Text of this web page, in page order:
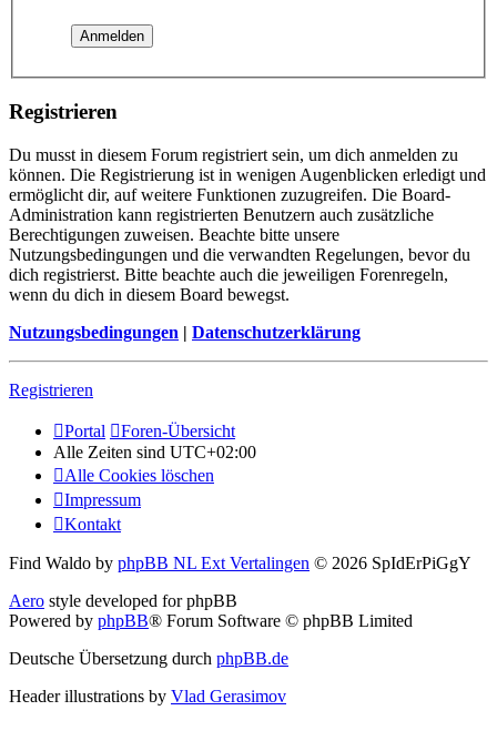
Registrieren
Du musst in diesem Forum registriert sein, um dich anmelden zu
können. Die Registrierung ist in wenigen Augenblicken erledigt und
ermöglicht dir, auf weitere Funktionen zuzugreifen. Die Board-
Administration kann registrierten Benutzern auch zusätzliche
Berechtigungen zuweisen. Beachte bitte unsere
Nutzungsbedingungen und die verwandten Regelungen, bevor du
dich registrierst. Bitte beachte auch die jeweiligen Forenregeln,
wenn du dich in diesem Board bewegst.
Nutzungsbedingungen | Datenschutzerklärung
Registrieren
Portal
Foren-Übersicht
Alle Zeiten sind UTC+02:00
Alle Cookies löschen
Impressum
Kontakt
Find Waldo by phpBB NL Ext Vertalingen © 2026 SpIdErPiGgY
Aero style developed for phpBB
Powered by phpBB® Forum Software © phpBB Limited
Deutsche Übersetzung durch phpBB.de
Header illustrations by Vlad Gerasimov